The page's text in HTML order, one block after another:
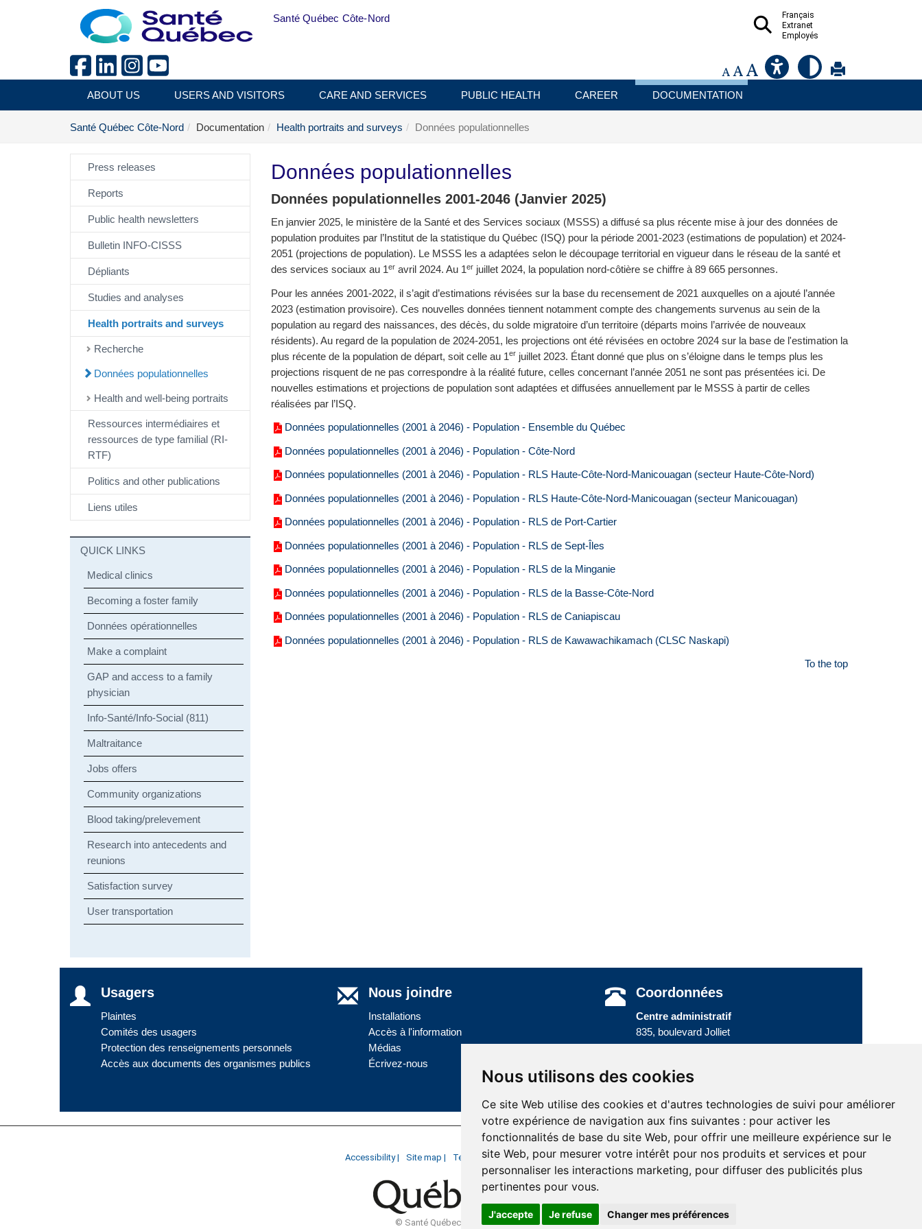
Nous utilisons des cookies
Ce site Web utilise des cookies et d'autres technologies de suivi pour améliorer
votre expérience de navigation aux fins suivantes : pour activer les
fonctionnalités de base du site Web, pour offrir une meilleure expérience sur le
site Web, pour mesurer votre intérêt pour nos produits et services et pour
personnaliser les interactions marketing, pour diffuser des publicités plus
pertinentes pour vous.
J'accepte Je refuse Changer mes préférences
Français
Extranet
Employés
Santé Québec Côte-Nord
ABOUT US USERS AND VISITORS CARE AND SERVICES PUBLIC HEALTH CAREER DOCUMENTATION
Santé Québec Côte-Nord Documentation Health portraits and surveys Données populationnelles
Press releases
Reports
Public health newsletters
Bulletin INFO-CISSS
Dépliants
Studies and analyses
Health portraits and surveys
Recherche
Données populationnelles
Health and well-being portraits
Ressources intermédiaires et
ressources de type familial (RI-
RTF)
Politics and other publications
Liens utiles
QUICK LINKS
Medical clinics
Becoming a foster family
Données opérationnelles
Make a complaint
GAP and access to a family
physician
Info-Santé/Info-Social (811)
Maltraitance
Jobs offers
Community organizations
Blood taking/prelevement
Research into antecedents and
reunions
Satisfaction survey
User transportation
Données populationnelles
Données populationnelles 2001-2046 (Janvier 2025)
En janvier 2025, le ministère de la Santé et des Services sociaux (MSSS) a diffusé sa plus récente mise à jour des données de
population produites par l’Institut de la statistique du Québec (ISQ) pour la période 2001-2023 (estimations de population) et 2024-
2051 (projections de population). Le MSSS les a adaptées selon le découpage territorial en vigueur dans le réseau de la santé et
des services sociaux au 1eravril 2024. Au 1erjuillet 2024, la population nord-côtière se chiffre à 89 665 personnes.
Pour les années 2001-2022, il s’agit d’estimations révisées sur la base du recensement de 2021 auxquelles on a ajouté l’année
2023 (estimation provisoire). Ces nouvelles données tiennent notamment compte des changements survenus au sein de la
population au regard des naissances, des décès, du solde migratoire d’un territoire (départs moins l’arrivée de nouveaux
résidents). Au regard de la population de 2024-2051, les projections ont été révisées en octobre 2024 sur la base de l'estimation la
plus récente de la population de départ, soit celle au 1erjuillet 2023. Étant donné que plus on s’éloigne dans le temps plus les
projections risquent de ne pas correspondre à la réalité future, celles concernant l’année 2051 ne sont pas présentées ici. De
nouvelles estimations et projections de population sont adaptées et diffusées annuellement par le MSSS à partir de celles
réalisées par l’ISQ.
Données populationnelles (2001 à 2046) - Population - Ensemble du Québec
Données populationnelles (2001 à 2046) - Population - Côte-Nord
Données populationnelles (2001 à 2046) - Population - RLS Haute-Côte-Nord-Manicouagan (secteur Haute-Côte-Nord)
Données populationnelles (2001 à 2046) - Population - RLS Haute-Côte-Nord-Manicouagan (secteur Manicouagan)
Données populationnelles (2001 à 2046) - Population - RLS de Port-Cartier
Données populationnelles (2001 à 2046) - Population - RLS de Sept-Îles
Données populationnelles (2001 à 2046) - Population - RLS de la Minganie
Données populationnelles (2001 à 2046) - Population - RLS de la Basse-Côte-Nord
Données populationnelles (2001 à 2046) - Population - RLS de Caniapiscau
Données populationnelles (2001 à 2046) - Population - RLS de Kawawachikamach (CLSC Naskapi)
To the top
Usagers
Plaintes
Comités des usagers
Protection des renseignements personnels
Accès aux documents des organismes publics
Nous joindre
Installations
Accès à l'information
Médias
Écrivez-nous
Coordonnées
Centre administratif
835, boulevard Jolliet
Baie-Comeau (Québec) G5C 1P5
Sans frais : 1 800 463-5142
Last update : 24 April 2025
Accessibility | Site map | Terms of Use | Website development
© Santé Québec Côte-Nord, 2026